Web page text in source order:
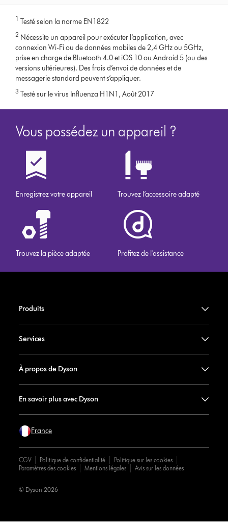
1 Testé selon la norme EN1822
2 Nécessite un appareil pour exécuter l’application, avec
connexion Wi-Fi ou de données mobiles de 2,4 GHz ou 5GHz,
prise en charge de Bluetooth 4.0 et iOS 10 ou Android 5 (ou des
versions ultérieures). Des frais d’envoi de données et de
messagerie standard peuvent s’appliquer.
3 Testé sur le virus Influenza H1N1, Août 2017
Vous possédez un appareil ?
Enregistrez votre appareil Trouvez l’accessoire adapté
Trouvez la pièce adaptée Profitez de l'assistance
Produits
Services
À propos de Dyson
En savoir plus avec Dyson
France
CGV Politique de confidentialité
Politique sur les cookies
Paramètres des cookies
Mentions légales Avis sur les données
© Dyson 2026